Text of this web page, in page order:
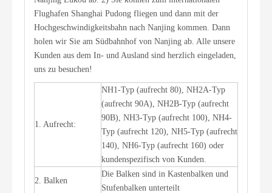
Flughafen Shanghai Pudong fliegen und dann mit der
Hochgeschwindigkeitsbahn nach Nanjing kommen. Dann
holen wir Sie am Südbahnhof von Nanjing ab. Alle unsere
Kunden aus dem In- und Ausland sind herzlich eingeladen,
uns zu besuchen!
1. Aufrecht:
NH1-Typ (aufrecht 80), NH2A-Typ
(aufrecht 90A), NH2B-Typ (aufrecht
90B), NH3-Typ (aufrecht 100), NH4-
Typ (aufrecht 120), NH5-Typ (aufrecht
140), NH6-Typ (aufrecht 160) oder
kundenspezifisch von Kunden.
2. Balken
Die Balken sind in Kastenbalken und
Stufenbalken unterteilt